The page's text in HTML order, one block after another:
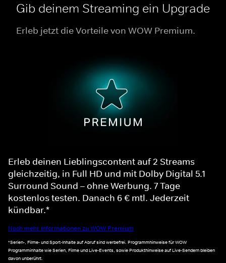
Gib deinem Streaming ein Upgrade
Erleb jetzt die Vorteile von WOW Premium.
Erleb deinen Lieblingscontent auf 2 Streams
gleichzeitig, in Full HD und mit Dolby Digital 5.1
Surround Sound – ohne Werbung. 7 Tage
kostenlos testen. Danach 6 € mtl. Jederzeit
kündbar.*
Noch mehr Informationen zu WOW Premium
*Serien-, Filme- und Sport-Inhalte auf Abruf sind werbefrei. Programmhinweise für WOW
Programminhalte wie Serien, Filme und Live-Events, sowie Produkthinweise auf Live-Sendern bleiben
davon unberührt.